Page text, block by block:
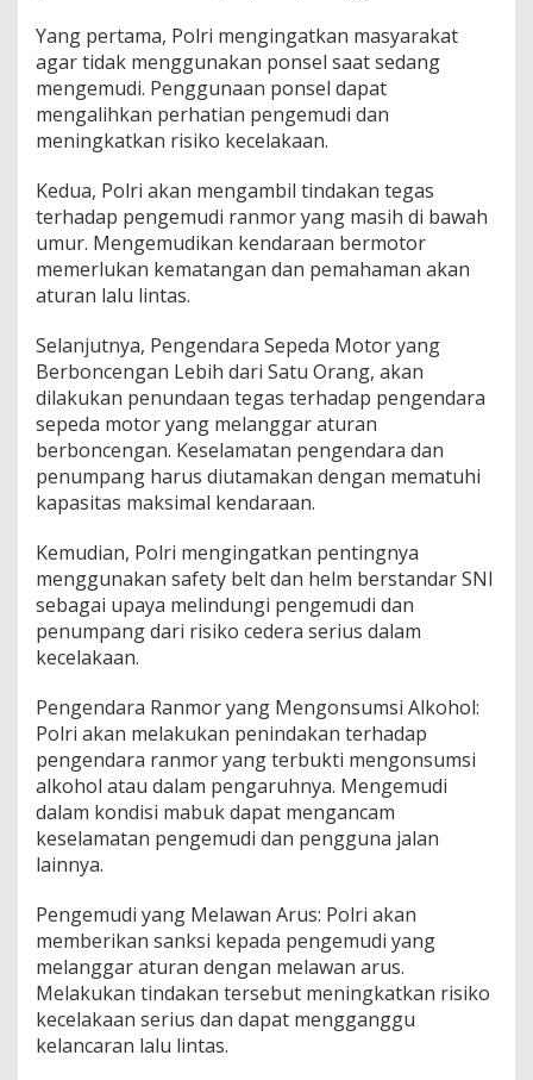
Yang pertama, Polri mengingatkan masyarakat
agar tidak menggunakan ponsel saat sedang
mengemudi. Penggunaan ponsel dapat
mengalihkan perhatian pengemudi dan
meningkatkan risiko kecelakaan.
Kedua, Polri akan mengambil tindakan tegas
terhadap pengemudi ranmor yang masih di bawah
umur. Mengemudikan kendaraan bermotor
memerlukan kematangan dan pemahaman akan
aturan lalu lintas.
Selanjutnya, Pengendara Sepeda Motor yang
Berboncengan Lebih dari Satu Orang, akan
dilakukan penundaan tegas terhadap pengendara
sepeda motor yang melanggar aturan
berboncengan. Keselamatan pengendara dan
penumpang harus diutamakan dengan mematuhi
kapasitas maksimal kendaraan.
Kemudian, Polri mengingatkan pentingnya
menggunakan safety belt dan helm berstandar SNI
sebagai upaya melindungi pengemudi dan
penumpang dari risiko cedera serius dalam
kecelakaan.
Pengendara Ranmor yang Mengonsumsi Alkohol:
Polri akan melakukan penindakan terhadap
pengendara ranmor yang terbukti mengonsumsi
alkohol atau dalam pengaruhnya. Mengemudi
dalam kondisi mabuk dapat mengancam
keselamatan pengemudi dan pengguna jalan
lainnya.
Pengemudi yang Melawan Arus: Polri akan
memberikan sanksi kepada pengemudi yang
melanggar aturan dengan melawan arus.
Melakukan tindakan tersebut meningkatkan risiko
kecelakaan serius dan dapat mengganggu
kelancaran lalu lintas.